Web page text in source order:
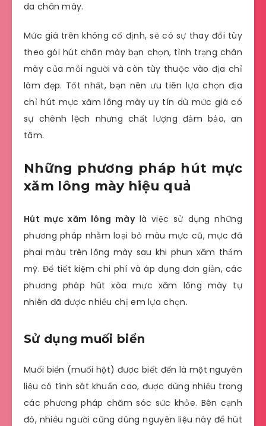
da chân mày.
Mức giá trên không cố định, sẽ có sự thay đổi tùy
theo gói hút chân mày bạn chọn, tình trạng chân
mày của mỗi người và còn tùy thuộc vào địa chỉ
làm đẹp. Tốt nhất, bạn nên ưu tiên lựa chọn địa
chỉ hút mực xăm lông mày uy tín dù mức giá có
sự chênh lệch nhưng chất lượng đảm bảo, an
tâm.
Những phương pháp hút mực
xăm lông mày hiệu quả
Hút mực xăm lông màylà việc sử dụng những
phương pháp nhằm loại bỏ màu mực cũ, mực đã
phai màu trên lông mày sau khi phun xăm thẩm
mỹ. Để tiết kiệm chi phí và áp dụng đơn giản, các
phương pháp hút xóa mực xăm lông mày tự
nhiên đã được nhiều chị em lựa chọn.
Sử dụng muối biển
Muối biển (muối hột) được biết đến là một nguyên
liệu có tính sát khuẩn cao, được dùng nhiều trong
các phương pháp chăm sóc sức khỏe. Bên cạnh
đó, nhiều người cũng dùng nguyên liệu này để hút